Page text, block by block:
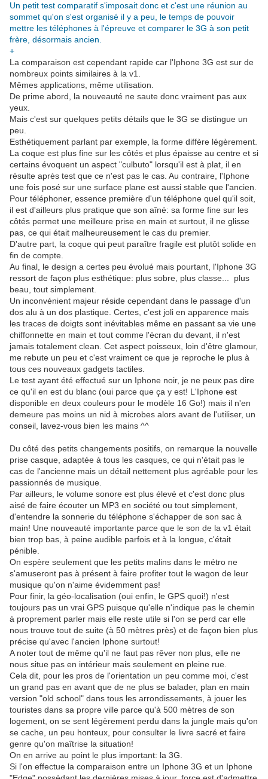
Un petit test comparatif s'imposait donc et c'est une réunion au
sommet qu'on s'est organisé il y a peu, le temps de pouvoir
mettre les téléphones à l'épreuve et comparer le 3G à son petit
frère, désormais ancien.
+
La comparaison est cependant rapide car l'Iphone 3G est sur de
nombreux points similaires à la v1.
Mêmes applications, même utilisation.
De prime abord, la nouveauté ne saute donc vraiment pas aux
yeux.
Mais c'est sur quelques petits détails que le 3G se distingue un
peu.
Esthétiquement parlant par exemple, la forme diffère légèrement.
La coque est plus fine sur les côtés et plus épaisse au centre et si
certains évoquent un aspect "culbuto" lorsqu'il est à plat, il en
résulte après test que ce n'est pas le cas. Au contraire, l'Iphone
une fois posé sur une surface plane est aussi stable que l'ancien.
Pour téléphoner, essence première d'un téléphone quel qu'il soit,
il est d'ailleurs plus pratique que son aîné: sa forme fine sur les
côtés permet une meilleure prise en main et surtout, il ne glisse
pas, ce qui était malheureusement le cas du premier.
D'autre part, la coque qui peut paraître fragile est plutôt solide en
fin de compte.
Au final, le design a certes peu évolué mais pourtant, l'Iphone 3G
ressort de façon plus esthétique: plus sobre, plus classe... plus
beau, tout simplement.
Un inconvénient majeur réside cependant dans le passage d'un
dos alu à un dos plastique. Certes, c'est joli en apparence mais
les traces de doigts sont inévitables même en passant sa vie une
chiffonnette en main et tout comme l'écran du devant, il n'est
jamais totalement clean. Cet aspect poisseux, loin d'être glamour,
me rebute un peu et c'est vraiment ce que je reproche le plus à
tous ces nouveaux gadgets tactiles.
Le test ayant été effectué sur un Iphone noir, je ne peux pas dire
ce qu'il en est du blanc (oui parce que ça y est! L'Iphone est
disponible en deux couleurs pour le modèle 16 Go!) mais il n'en
demeure pas moins un nid à microbes alors avant de l'utiliser, un
conseil, lavez-vous bien les mains ^^
Du côté des petits changements positifs, on remarque la nouvelle
prise casque, adaptée à tous les casques, ce qui n'était pas le
cas de l'ancienne mais un détail nettement plus agréable pour les
passionnés de musique.
Par ailleurs, le volume sonore est plus élevé et c'est donc plus
aisé de faire écouter un MP3 en société ou tout simplement,
d'entendre la sonnerie du téléphone s'échapper de son sac à
main! Une nouveauté importante parce que le son de la v1 était
bien trop bas, à peine audible parfois et à la longue, c'était
pénible.
On espère seulement que les petits malins dans le métro ne
s'amuseront pas à présent à faire profiter tout le wagon de leur
musique qu'on n'aime évidemment pas!
Pour finir, la géo-localisation (oui enfin, le GPS quoi!) n'est
toujours pas un vrai GPS puisque qu'elle n'indique pas le chemin
à proprement parler mais elle reste utile si l'on se perd car elle
nous trouve tout de suite (à 50 mètres près) et de façon bien plus
précise qu'avec l'ancien Iphone surtout!
A noter tout de même qu'il ne faut pas rêver non plus, elle ne
nous situe pas en intérieur mais seulement en pleine rue.
Cela dit, pour les pros de l'orientation un peu comme moi, c'est
un grand pas en avant que de ne plus se balader, plan en main
version "old school" dans tous les arrondissements, à jouer les
touristes dans sa propre ville parce qu'à 500 mètres de son
logement, on se sent légèrement perdu dans la jungle mais qu'on
se cache, un peu honteux, pour consulter le livre sacré et faire
genre qu'on maîtrise la situation!
On en arrive au point le plus important: la 3G.
Si l'on effectue la comparaison entre un Iphone 3G et un Iphone